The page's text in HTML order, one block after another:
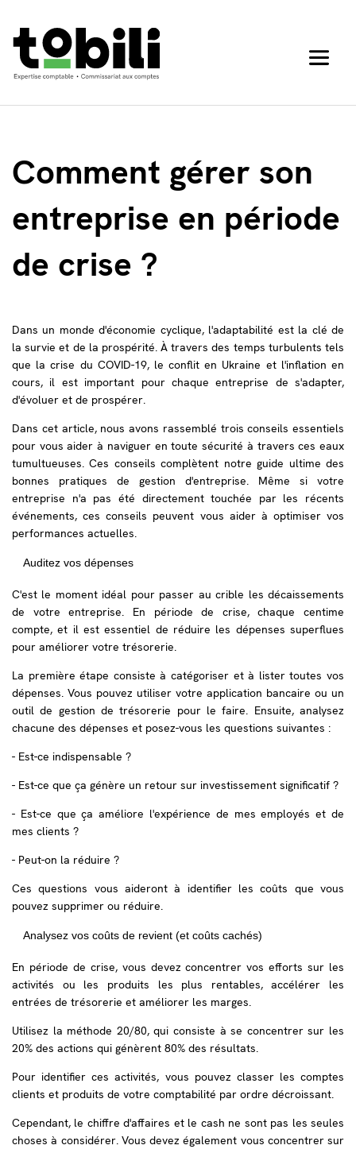
Comment gérer son
entreprise en période
de crise ?
Dans un monde d'économie cyclique, l'adaptabilité est la clé de
la survie et de la prospérité. À travers des temps turbulents tels
que la crise du COVID-19, le conflit en Ukraine et l'inflation en
cours, il est important pour chaque entreprise de s'adapter,
d'évoluer et de prospérer.
Dans cet article, nous avons rassemblé trois conseils essentiels
pour vous aider à naviguer en toute sécurité à travers ces eaux
tumultueuses. Ces conseils complètent notre guide ultime des
bonnes pratiques de gestion d'entreprise. Même si votre
entreprise n'a pas été directement touchée par les récents
événements, ces conseils peuvent vous aider à optimiser vos
performances actuelles.
Auditez vos dépenses
C'est le moment idéal pour passer au crible les décaissements
de votre entreprise. En période de crise, chaque centime
compte, et il est essentiel de réduire les dépenses superflues
pour améliorer votre trésorerie.
La première étape consiste à catégoriser et à lister toutes vos
dépenses. Vous pouvez utiliser votre application bancaire ou un
outil de gestion de trésorerie pour le faire. Ensuite, analysez
chacune des dépenses et posez-vous les questions suivantes :
- Est-ce indispensable ?
- Est-ce que ça génère un retour sur investissement significatif ?
- Est-ce que ça améliore l'expérience de mes employés et de
mes clients ?
- Peut-on la réduire ?
Ces questions vous aideront à identifier les coûts que vous
pouvez supprimer ou réduire.
Analysez vos coûts de revient (et coûts cachés)
En période de crise, vous devez concentrer vos efforts sur les
activités ou les produits les plus rentables, accélérer les
entrées de trésorerie et améliorer les marges.
Utilisez la méthode 20/80, qui consiste à se concentrer sur les
20% des actions qui génèrent 80% des résultats.
Pour identifier ces activités, vous pouvez classer les comptes
clients et produits de votre comptabilité par ordre décroissant.
Cependant, le chiffre d'affaires et le cash ne sont pas les seules
choses à considérer. Vous devez également vous concentrer sur